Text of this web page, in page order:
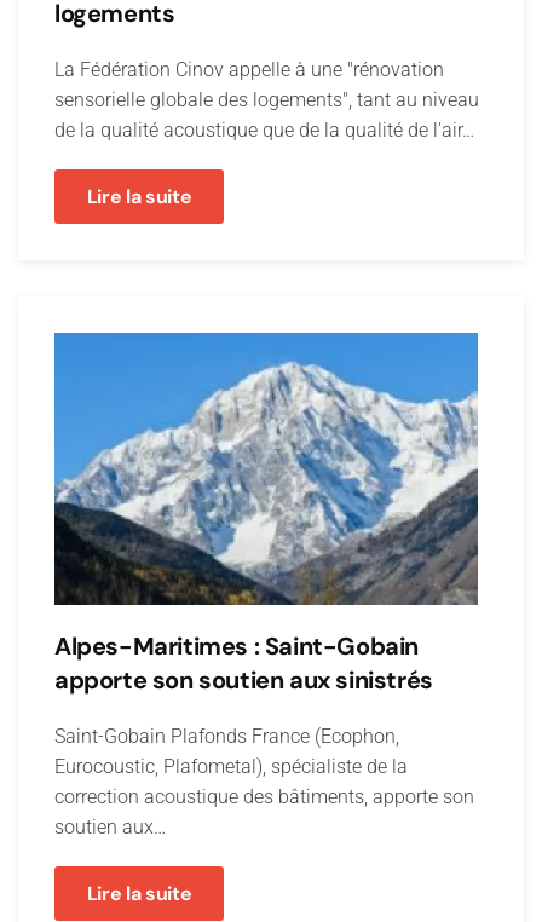
logements
La Fédération Cinov appelle à une "rénovation
sensorielle globale des logements", tant au niveau
de la qualité acoustique que de la qualité de l'air…
Lire la suite
Alpes-Maritimes : Saint-Gobain
apporte son soutien aux sinistrés
Saint-Gobain Plafonds France (Ecophon,
Eurocoustic, Plafometal), spécialiste de la
correction acoustique des bâtiments, apporte son
soutien aux…
Lire la suite